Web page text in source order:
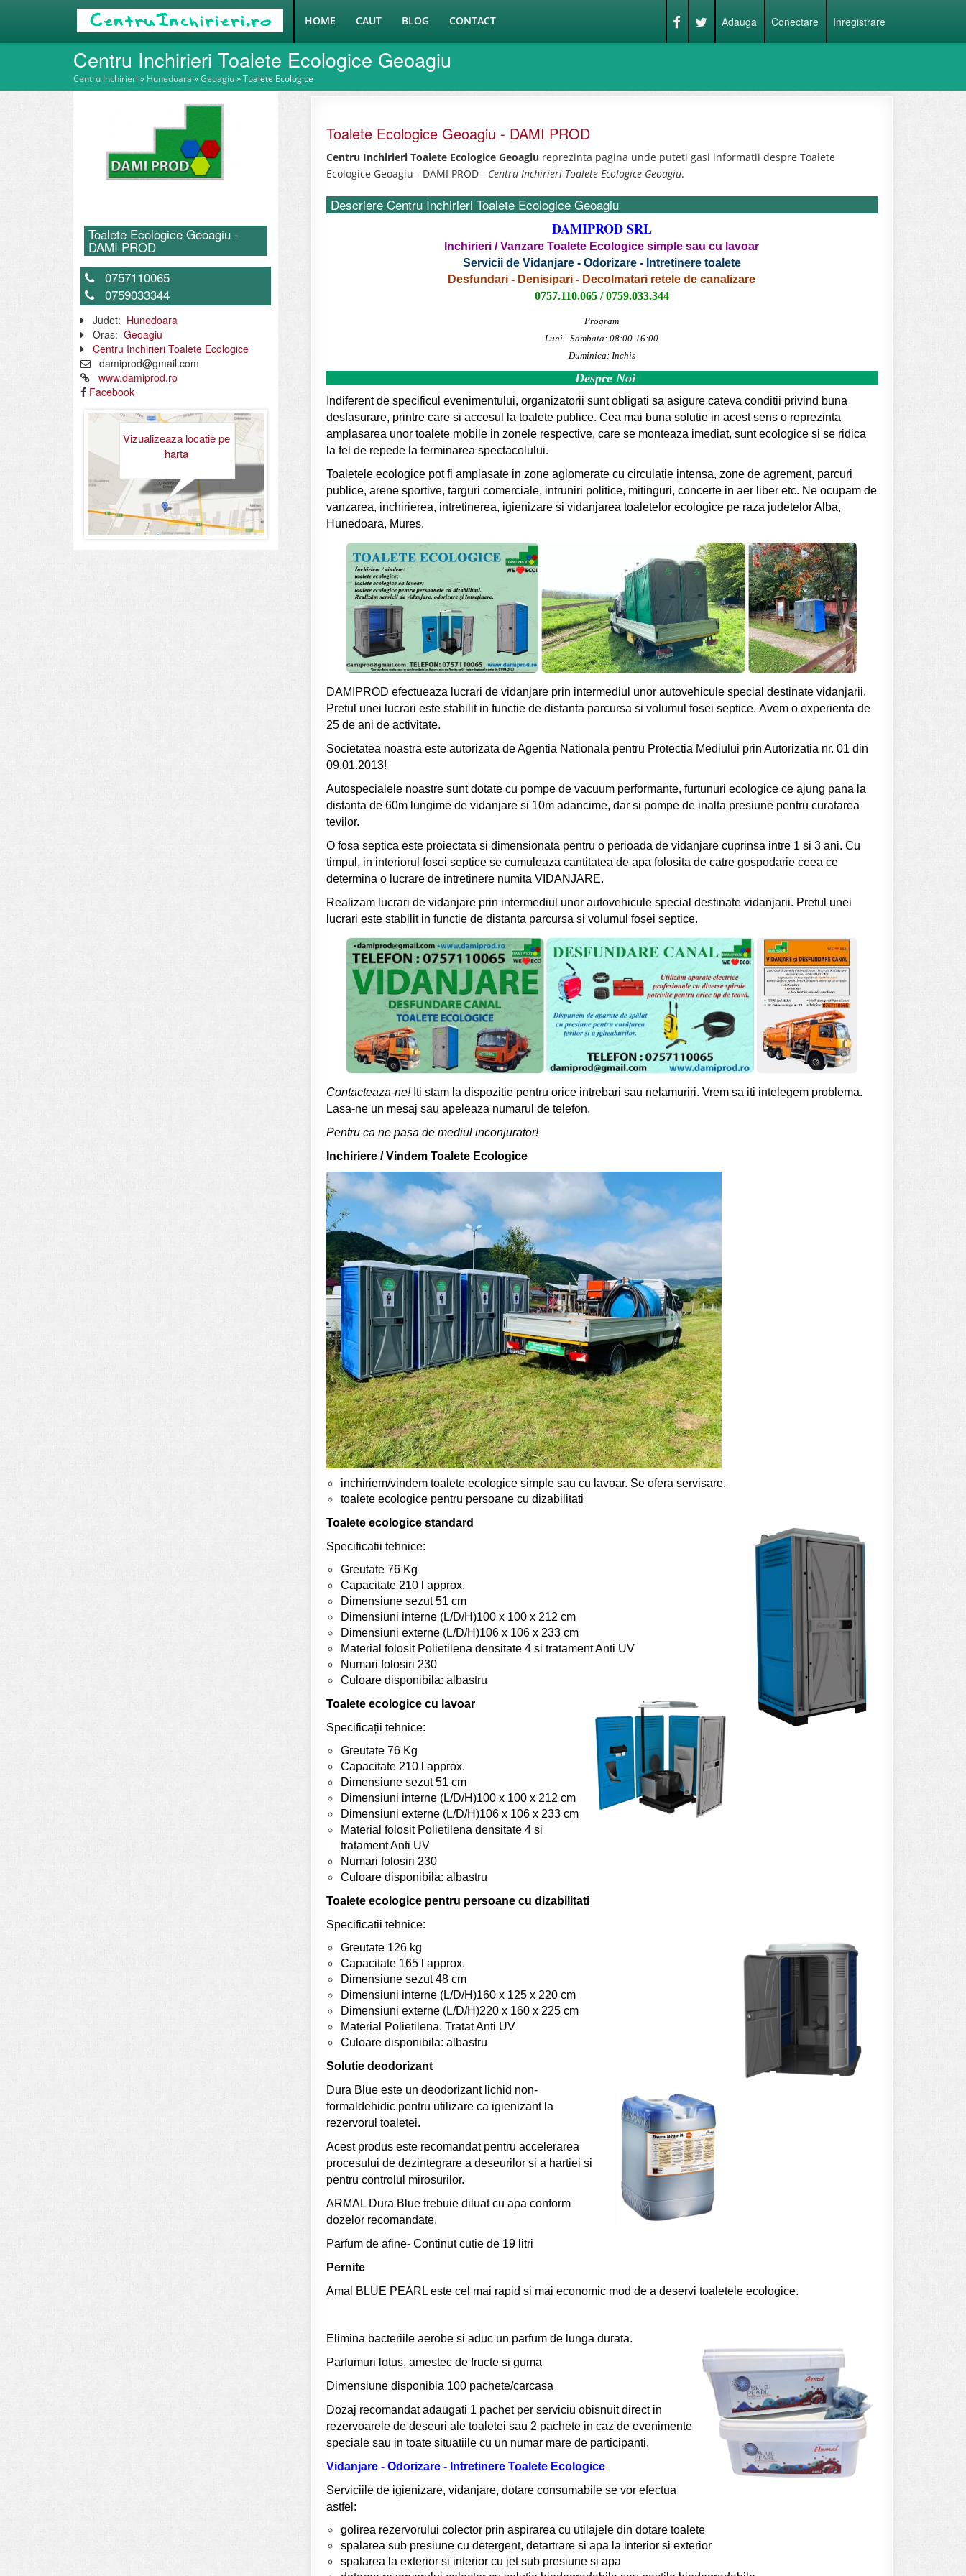
Adauga Conectare Inregistrare
HOME CAUT BLOG CONTACT
Centru Inchirieri Toalete Ecologice Geoagiu
Centru Inchirieri » Hunedoara »Geoagiu»Toalete Ecologice
Toalete Ecologice Geoagiu -
DAMI PROD
0757110065
0759033344
Judet: Hunedoara
Oras: Geoagiu
Centru Inchirieri Toalete Ecologice
damiprod@gmail.com
www.damiprod.ro
Facebook
Vizualizeaza locatie pe
harta
Toalete Ecologice Geoagiu - DAMI PROD
Centru Inchirieri Toalete Ecologice Geoagiu reprezinta pagina unde puteti gasi informatii despre Toalete
Ecologice Geoagiu - DAMI PROD - Centru Inchirieri Toalete Ecologice Geoagiu.
Descriere Centru Inchirieri Toalete Ecologice Geoagiu
DAMIPROD SRL
Inchirieri / Vanzare Toalete Ecologice simple sau cu lavoar
Servicii de Vidanjare - Odorizare - Intretinere toalete
Desfundari - Denisipari - Decolmatari retele de canalizare
0757.110.065 / 0759.033.344
Program
Luni - Sambata: 08:00-16:00
Duminica: Inchis
Despre Noi
Indiferent de specificul evenimentului, organizatorii sunt obligati sa asigure cateva conditii privind buna
desfasurare, printre care si accesul la toalete publice. Cea mai buna solutie in acest sens o reprezinta
amplasarea unor toalete mobile in zonele respective, care se monteaza imediat, sunt ecologice si se ridica
la fel de repede la terminarea spectacolului.
Toaletele ecologice pot fi amplasate in zone aglomerate cu circulatie intensa, zone de agrement, parcuri
publice, arene sportive, targuri comerciale, intruniri politice, mitinguri, concerte in aer liber etc. Ne ocupam de
vanzarea, inchirierea, intretinerea, igienizare si vidanjarea toaletelor ecologice pe raza judetelor Alba,
Hunedoara, Mures.
DAMIPROD efectueaza lucrari de vidanjare prin intermediul unor autovehicule special destinate vidanjarii.
Pretul unei lucrari este stabilit in functie de distanta parcursa si volumul fosei septice. Avem o experienta de
25 de ani de activitate.
Societatea noastra este autorizata de Agentia Nationala pentru Protectia Mediului prin Autorizatia nr. 01 din
09.01.2013!
Autospecialele noastre sunt dotate cu pompe de vacuum performante, furtunuri ecologice ce ajung pana la
distanta de 60m lungime de vidanjare si 10m adancime, dar si pompe de inalta presiune pentru curatarea
tevilor.
O fosa septica este proiectata si dimensionata pentru o perioada de vidanjare cuprinsa intre 1 si 3 ani. Cu
timpul, in interiorul fosei septice se cumuleaza cantitatea de apa folosita de catre gospodarie ceea ce
determina o lucrare de intretinere numita VIDANJARE.
Realizam lucrari de vidanjare prin intermediul unor autovehicule special destinate vidanjarii. Pretul unei
lucrari este stabilit in functie de distanta parcursa si volumul fosei septice.
Contacteaza-ne!Iti stam la dispozitie pentru orice intrebari sau nelamuriri. Vrem sa iti intelegem problema.
Lasa-ne un mesaj sau apeleaza numarul de telefon.
Pentru ca ne pasa de mediul inconjurator!
Inchiriere / Vindem Toalete Ecologice
inchiriem/vindem toalete ecologice simple sau cu lavoar. Se ofera servisare.
toalete ecologice pentru persoane cu dizabilitati
Toalete ecologice standard
Specificatii tehnice:
Greutate 76 Kg
Capacitate 210 l approx.
Dimensiune sezut 51 cm
Dimensiuni interne (L/D/H)100 x 100 x 212 cm
Dimensiuni externe (L/D/H)106 x 106 x 233 cm
Material folosit Polietilena densitate 4 si tratament Anti UV
Numari folosiri 230
Culoare disponibila: albastru
Toalete ecologice cu lavoar
Specificații tehnice:
Greutate 76 Kg
Capacitate 210 l approx.
Dimensiune sezut 51 cm
Dimensiuni interne (L/D/H)100 x 100 x 212 cm
Dimensiuni externe (L/D/H)106 x 106 x 233 cm
Material folosit Polietilena densitate 4 si
tratament Anti UV
Numari folosiri 230
Culoare disponibila: albastru
Toalete ecologice pentru persoane cu dizabilitati
Specificatii tehnice:
Greutate 126 kg
Capacitate 165 l approx.
Dimensiune sezut 48 cm
Dimensiuni interne (L/D/H)160 x 125 x 220 cm
Dimensiuni externe (L/D/H)220 x 160 x 225 cm
Material Polietilena. Tratat Anti UV
Culoare disponibila: albastru
Solutie deodorizant
Dura Blue este un deodorizant lichid non-
formaldehidic pentru utilizare ca igienizant la
rezervorul toaletei.
Acest produs este recomandat pentru accelerarea
procesului de dezintegrare a deseurilor si a hartiei si
pentru controlul mirosurilor.
ARMAL Dura Blue trebuie diluat cu apa conform
dozelor recomandate.
Parfum de afine- Continut cutie de 19 litri
Pernite
Amal BLUE PEARL este cel mai rapid si mai economic mod de a deservi toaletele ecologice.
Elimina bacteriile aerobe si aduc un parfum de lunga durata.
Parfumuri lotus, amestec de fructe si guma
Dimensiune disponibia 100 pachete/carcasa
Dozaj recomandat adaugati 1 pachet per serviciu obisnuit direct in
rezervoarele de deseuri ale toaletei sau 2 pachete in caz de evenimente
speciale sau in toate situatiile cu un numar mare de participanti.
Vidanjare - Odorizare - Intretinere Toalete Ecologice
Serviciile de igienizare, vidanjare, dotare consumabile se vor efectua
astfel:
golirea rezervorului colector prin aspirarea cu utilajele din dotare toalete
spalarea sub presiune cu detergent, detartrare si apa la interior si exterior
spalarea la exterior si interior cu jet sub presiune si apa